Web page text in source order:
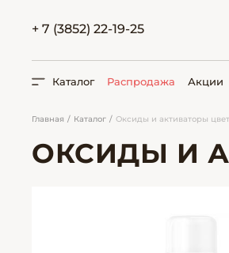
+ 7 (3852) 22-19-25
ПОИСК
Каталог Распродажа Акции
Главная Каталог Оксиды и активаторы
ОКСИДЫ И